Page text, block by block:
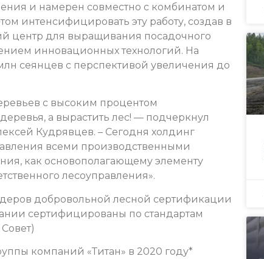
и намерен совместно с комбинатом и
интенсифицировать эту работу, создав в
центр для выращивания посадочного
инновационных технологий. На
сеянцев с перспективой увеличения до
с высоким процентом
а вырастить лес! — подчеркнул
Кудрявцев. – Сегодня холдинг
всеми производственными
как основополагающему элементу
лесоуправления».
добровольной лесной сертификации
сертифицированы по стандартам
компаний «Титан» в 2020 году*